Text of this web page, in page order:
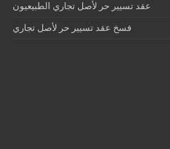
عقد تسيير حر لأصل تجاري الطبيعيون
فسخ عقد تسيير حر لأصل تجاري